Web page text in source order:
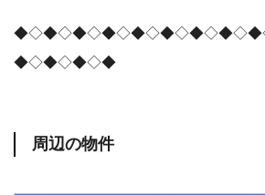
◆◇◆◇◆◇◆
周辺の物件